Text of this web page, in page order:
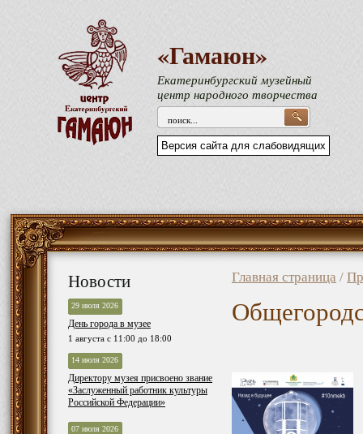
«Гамаюн»
Екатеринбургский музейный
центр народного творчества
Версия сайта для слабовидящих
Новости
29 июля 2026
День города в музее
1 августа с 11:00 до 18:00
14 июля 2026
Директору музея присвоено звание
«Заслуженный работник культуры
Российской Федерации»
07 июля 2026
Главная страница /